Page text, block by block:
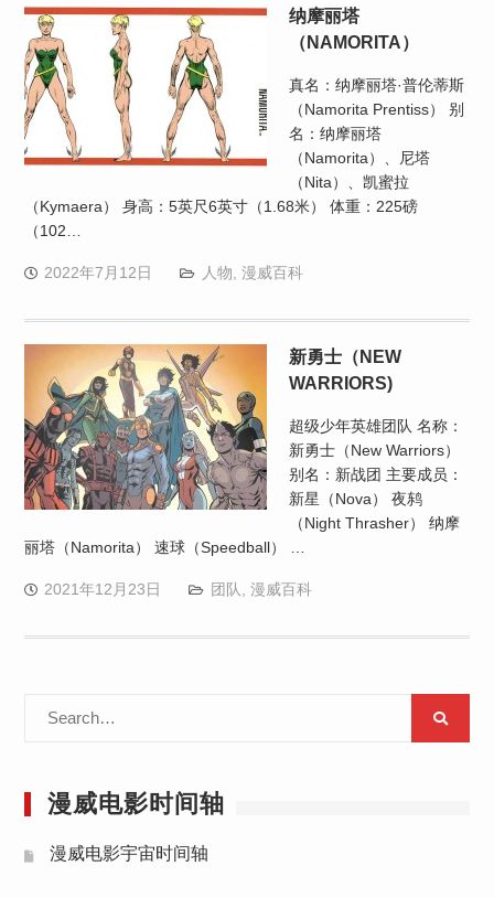
纳摩丽塔
（NAMORITA）
真名：纳摩丽塔·普伦蒂斯
（Namorita Prentiss） 别
名：纳摩丽塔
（Namorita）、尼塔
（Nita）、凯蜜拉
（Kymaera） 身高：5英尺6英寸（1.68米） 体重：225磅
（102…
2022年7月12日 人物 漫威百科
新勇士（NEW
WARRIORS)
超级少年英雄团队 名称：
新勇士（New Warriors）
别名：新战团 主要成员：
新星（Nova） 夜鸫
（Night Thrasher） 纳摩
丽塔（Namorita） 速球（Speedball） …
2021年12月23日 团队 漫威百科
漫威电影时间轴
漫威电影宇宙时间轴